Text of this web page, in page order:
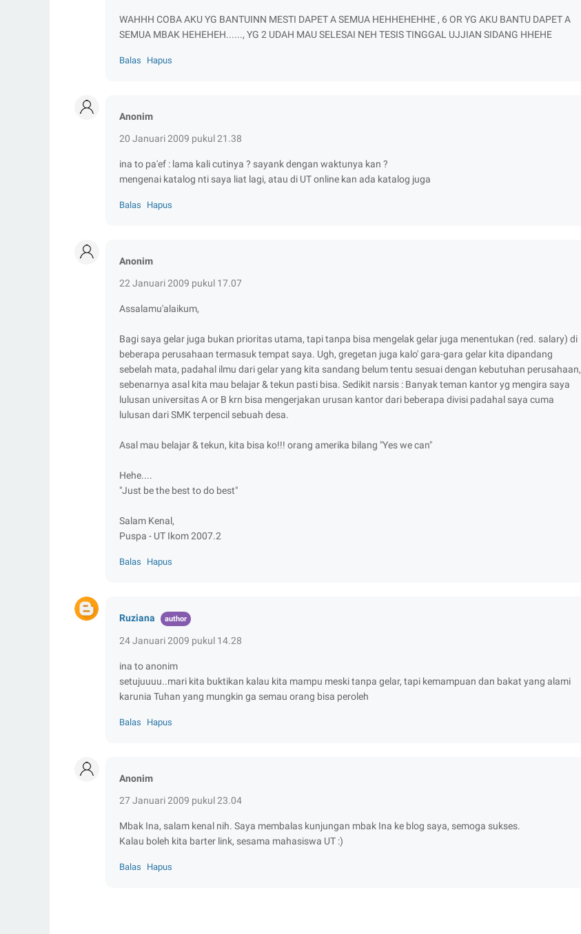
WAHHH COBA AKU YG BANTUINN MESTI DAPET A SEMUA HEHHEHEHHE , 6 OR YG AKU BANTU DAPET A
SEMUA MBAK HEHEHEH......, YG 2 UDAH MAU SELESAI NEH TESIS TINGGAL UJJIAN SIDANG HHEHE
Balas Hapus
Anonim
20 Januari 2009 pukul 21.38
ina to pa'ef : lama kali cutinya ? sayank dengan waktunya kan ?
mengenai katalog nti saya liat lagi, atau di UT online kan ada katalog juga
Balas Hapus
Anonim
22 Januari 2009 pukul 17.07
Assalamu'alaikum,
Bagi saya gelar juga bukan prioritas utama, tapi tanpa bisa mengelak gelar juga menentukan (red. salary) di
beberapa perusahaan termasuk tempat saya. Ugh, gregetan juga kalo' gara-gara gelar kita dipandang
sebelah mata, padahal ilmu dari gelar yang kita sandang belum tentu sesuai dengan kebutuhan perusahaan,
sebenarnya asal kita mau belajar & tekun pasti bisa. Sedikit narsis : Banyak teman kantor yg mengira saya
lulusan universitas A or B krn bisa mengerjakan urusan kantor dari beberapa divisi padahal saya cuma
lulusan dari SMK terpencil sebuah desa.
Asal mau belajar & tekun, kita bisa ko!!! orang amerika bilang "Yes we can"
Hehe....
"Just be the best to do best"
Salam Kenal,
Puspa - UT Ikom 2007.2
Balas Hapus
Ruziana
24 Januari 2009 pukul 14.28
ina to anonim
setujuuuu..mari kita buktikan kalau kita mampu meski tanpa gelar, tapi kemampuan dan bakat yang alami
karunia Tuhan yang mungkin ga semau orang bisa peroleh
Balas Hapus
Anonim
27 Januari 2009 pukul 23.04
Mbak Ina, salam kenal nih. Saya membalas kunjungan mbak Ina ke blog saya, semoga sukses.
Kalau boleh kita barter link, sesama mahasiswa UT :)
Balas Hapus